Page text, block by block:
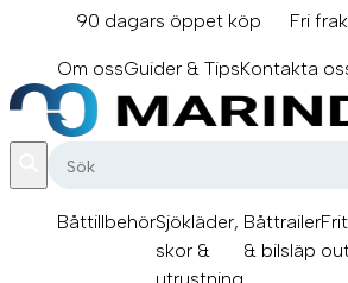
innehåll
90 dagars öppet köp Fri
Om ossGuider & TipsKontakta
BåttillbehörSjökläder,
skor &
Båttrailer
& bilsläp